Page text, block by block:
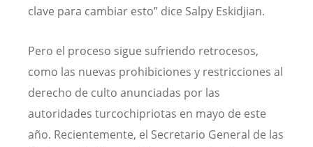
clave para cambiar esto” dice Salpy Eskidjian.
Pero el proceso sigue sufriendo retrocesos,
como las nuevas prohibiciones y restricciones al
derecho de culto anunciadas por las
autoridades turcochipriotas en mayo de este
año. Recientemente, el Secretario General de las